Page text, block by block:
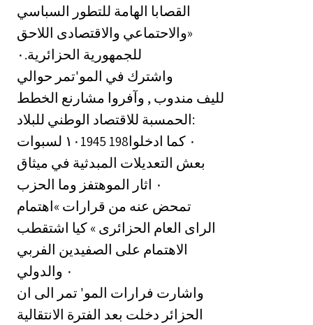
القصابا الهامة للتطور السباسي
والاحتماعي والاقتصادى اللاحق»
للجمهورية الحزائرية.٠‏
واشترك في المو'تمر حوالي
لليف مندوب , وآفروا مشارنع الخطط
الحمسبة للاقتصاد الوطني للبلاد:
لسبوات ‎١٠1945 198٠‏ كما ادخلوا
بعش التعديلات المبدثية في ميثاق
الحزب ‎٠‏ اثار الموهتفز وما
تمحض عنه من قرارات »اهتمام
الراى العام الحزائرى » كيا اشتقطب
الاهتمام على الصفيدين الفربي
والدولي ‎٠‏
‏واشارت فرارات المو' تمر الى ان
الحزائر دخلت بعد الفترة الانتقالية